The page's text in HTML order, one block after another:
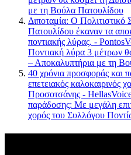
με τη Βούλα Πατουλίδου
Διποταμία: Ο
Πατουλίδου έκαναν τα
ποντιακής λύρας. -
Ποντιακή λύρα 3 μέτρων
– Αποκαλυπτήρια με τη
40 χρόνια προσφοράς και
επετειακός καλοκαιρινός
Προσοτσάνης -
παράδοσης: Με μεγάλη
χορός του Συλλόγου